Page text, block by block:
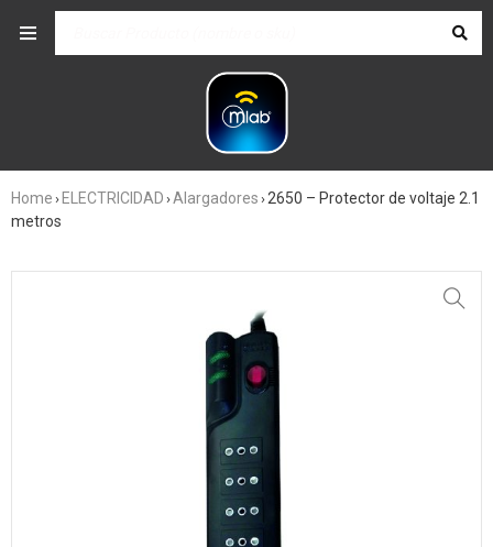
Home › ELECTRICIDAD ›Alargadores › 2650 – Protector de voltaje 2.1
metros